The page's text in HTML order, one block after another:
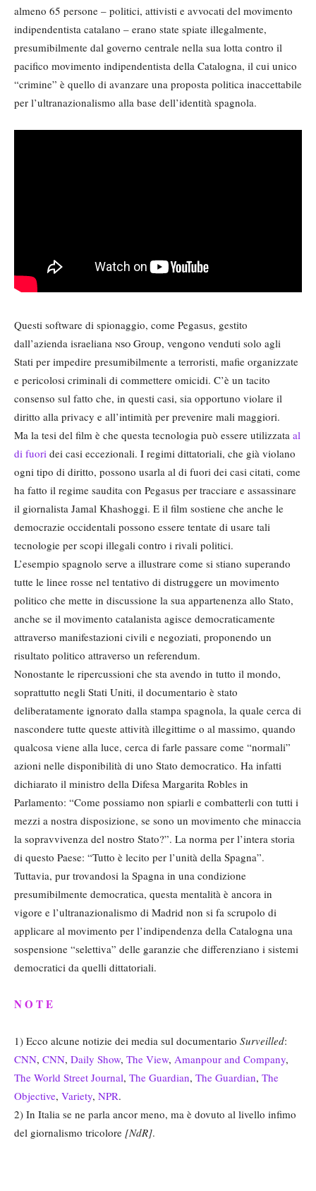
almeno 65 persone – politici, attivisti e avvocati del movimento
indipendentista catalano – erano state spiate illegalmente,
presumibilmente dal governo centrale nella sua lotta contro il
pacifico movimento indipendentista della Catalogna, il cui unico
“crimine” è quello di avanzare una proposta politica inaccettabile
per l’ultranazionalismo alla base dell’identità spagnola.
Questi software di spionaggio, come Pegasus, gestito
dall’azienda israeliana nso Group, vengono venduti solo agli
Stati per impedire presumibilmente a terroristi, mafie organizzate
e pericolosi criminali di commettere omicidi. C’è un tacito
consenso sul fatto che, in questi casi, sia opportuno violare il
diritto alla privacy e all’intimità per prevenire mali maggiori.
Ma la tesi del film è che questa tecnologia può essere utilizzata al
di fuori dei casi eccezionali. I regimi dittatoriali, che già violano
ogni tipo di diritto, possono usarla al di fuori dei casi citati, come
ha fatto il regime saudita con Pegasus per tracciare e assassinare
il giornalista Jamal Khashoggi. E il film sostiene che anche le
democrazie occidentali possono essere tentate di usare tali
tecnologie per scopi illegali contro i rivali politici.
L’esempio spagnolo serve a illustrare come si stiano superando
tutte le linee rosse nel tentativo di distruggere un movimento
politico che mette in discussione la sua appartenenza allo Stato,
anche se il movimento catalanista agisce democraticamente
attraverso manifestazioni civili e negoziati, proponendo un
risultato politico attraverso un referendum.
Nonostante le ripercussioni che sta avendo in tutto il mondo,
soprattutto negli Stati Uniti, il documentario è stato
deliberatamente ignorato dalla stampa spagnola, la quale cerca di
nascondere tutte queste attività illegittime o al massimo, quando
qualcosa viene alla luce, cerca di farle passare come “normali”
azioni nelle disponibilità di uno Stato democratico. Ha infatti
dichiarato il ministro della Difesa Margarita Robles in
Parlamento: “Come possiamo non spiarli e combatterli con tutti i
mezzi a nostra disposizione, se sono un movimento che minaccia
la sopravvivenza del nostro Stato?”. La norma per l’intera storia
di questo Paese: “Tutto è lecito per l’unità della Spagna”.
Tuttavia, pur trovandosi la Spagna in una condizione
presumibilmente democratica, questa mentalità è ancora in
vigore e l’ultranazionalismo di Madrid non si fa scrupolo di
applicare al movimento per l’indipendenza della Catalogna una
sospensione “selettiva” delle garanzie che differenziano i sistemi
democratici da quelli dittatoriali.
N O T E
1) Ecco alcune notizie dei media sul documentario Surveilled:
CNN, CNN, Daily Show, The View, Amanpour and Company,
The World Street Journal, The Guardian, The Guardian, The
Objective, Variety, NPR.
2) In Italia se ne parla ancor meno, ma è dovuto al livello infimo
del giornalismo tricolore [NdR].